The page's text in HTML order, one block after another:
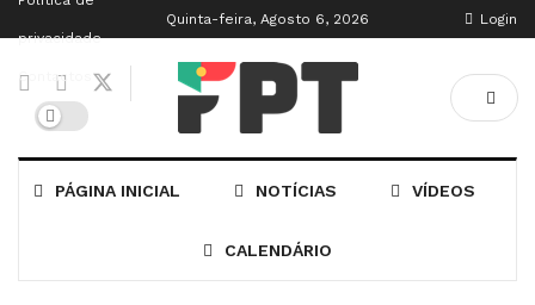
privacidade
Contactos
Quinta-feira, Agosto 6, 2026 Login
PÁGINA INICIAL NOTÍCIAS VÍDEOS
CALENDÁRIO